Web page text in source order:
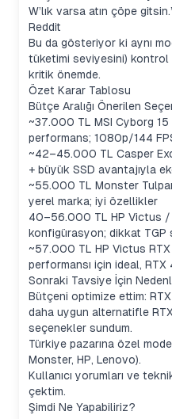
W’lık varsa atın çöpe
Reddit
Bu da gösteriyor ki aynı
tüketimi seviyesini) kontrol
kritik önemde.
Özet Karar Tablosu
Bütçe Aralığı Önerilen
~37.000 TL MSI Cyborg
performans; 1080p/144
~42–45.000 TL Casper
+ büyük SSD avantajıyla
~55.000 TL Monster
yerel marka; iyi özellikler
40–56.000 TL HP Victus /
konfigürasyon; dikkat TGP
~57.000 TL HP Victus RTX
performansı için ideal,
Sonraki Tavsiye İçin
Bütçeni optimize ettim:
daha uygun alternatifle
seçenekler sundum.
Türkiye pazarına özel
Monster, HP, Lenovo).
Kullanıcı yorumları ve
çektim.
Şimdi Ne Yapabiliriz?